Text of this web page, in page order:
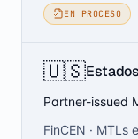
EN PROCESO
🇺🇸
Partner-issued
FinCEN · MTLs